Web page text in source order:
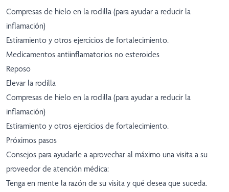
Compresas de hielo en la rodilla (para ayudar a reducir la
inflamación)
Estiramiento y otros ejercicios de fortalecimiento.
Medicamentos antiinflamatorios no esteroides
Reposo
Elevar la rodilla
Compresas de hielo en la rodilla (para ayudar a reducir la
inflamación)
Estiramiento y otros ejercicios de fortalecimiento.
Próximos pasos
Consejos para ayudarle a aprovechar al máximo una visita a su
proveedor de atención médica:
Tenga en mente la razón de su visita y qué desea que suceda.